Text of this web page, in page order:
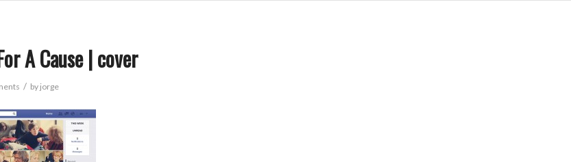
A Cause | cover
/ by jorge